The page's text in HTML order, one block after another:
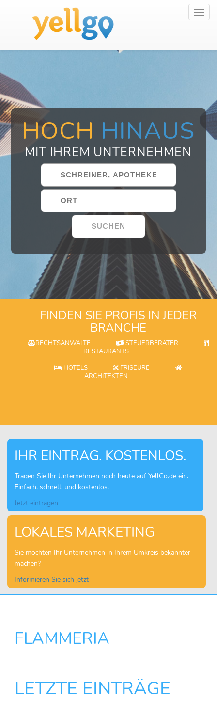
HOCH HINAUS
MIT IHREM UNTERNEHMEN
FINDEN SIE PROFIS IN JEDER
BRANCHE
RECHTSANWÄLTE
STEUERBERATER
RESTAURANTS
HOTELS
FRISEURE
ARCHITEKTEN
IHR EINTRAG. KOSTENLOS.
Tragen Sie Ihr Unternehmen noch heute auf YellGo.de ein.
Einfach, schnell, und kostenlos.
Jetzt eintragen
LOKALES MARKETING
Sie möchten Ihr Unternehmen in Ihrem Umkreis bekannter
machen?
Informieren Sie sich jetzt
FLAMMERIA
LETZTE EINTRÄGE